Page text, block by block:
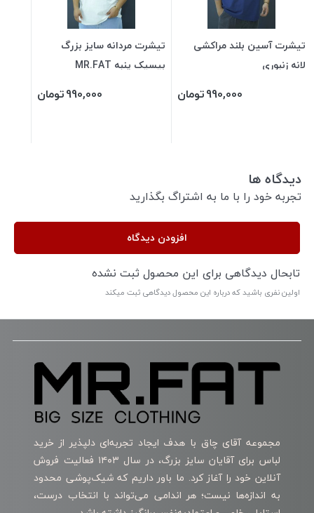
تیشرت آسین بلند مراکشی
لانه زنبوری
990,000تومان
تیشرت مردانه سایز بزرگ
بیسیک پنبه MR.FAT
990,000تومان
دیدگاه ها
تجربه خود را با ما به اشتراگ بگذارید
افزودن دیدگاه
تابحال دیدگاهی برای این محصول ثبت نشده
اولین نفری باشید که درباره این محصول دیدگاهی ثبت میکند
مجموعه آقای چاق با هدف ایجاد تجربه‌ای دلپذیر از خرید
لباس برای آقایان سایز بزرگ، در سال ۱۴۰۳ فعالیت فروش
آنلاین خود را آغاز کرد. ما باور داریم که شیک‌پوشی محدود
به اندازه‌ها نیست؛ هر اندامی می‌تواند با انتخاب درست،